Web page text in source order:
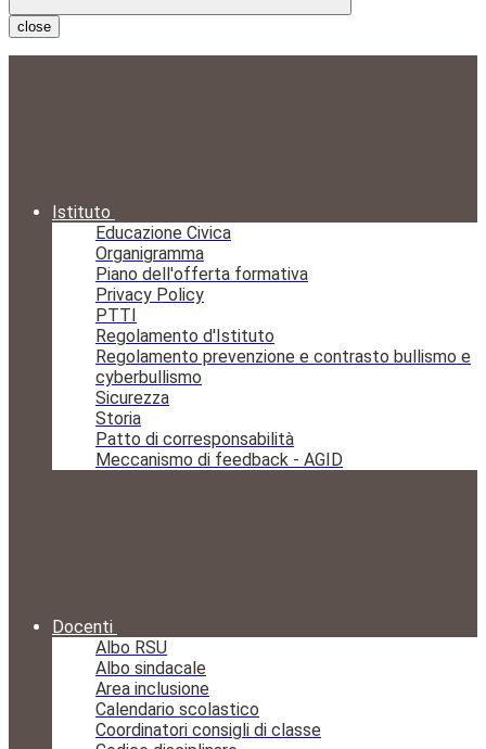
close
Istituto
Educazione Civica
Organigramma
Piano dell'offerta formativa
Privacy Policy
PTTI
Regolamento d'Istituto
Regolamento prevenzione e contrasto bullismo e
cyberbullismo
Sicurezza
Storia
Patto di corresponsabilità
Meccanismo di feedback - AGID
Docenti
Albo RSU
Albo sindacale
Area inclusione
Calendario scolastico
Coordinatori consigli di classe